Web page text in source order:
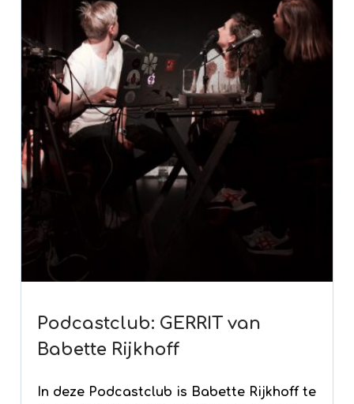
Podcastclub: GERRIT van
Babette Rijkhoff
In deze Podcastclub is Babette Rijkhoff te